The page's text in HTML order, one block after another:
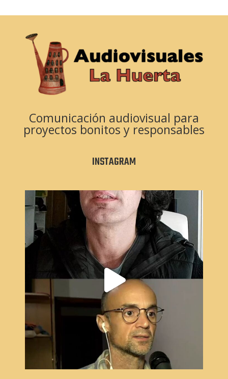
Comunicación audiovisual para
proyectos bonitos y responsables
INSTAGRAM